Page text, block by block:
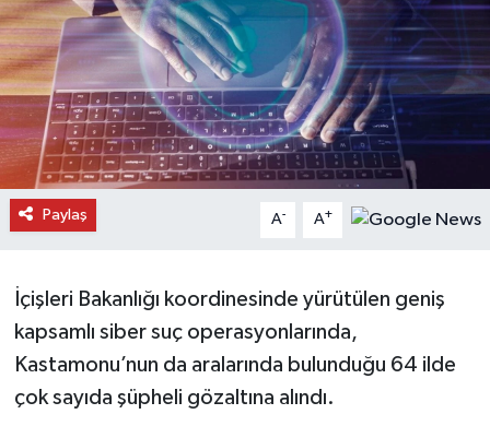
Paylaş A- A+
İçişleri Bakanlığı koordinesinde yürütülen geniş
kapsamlı siber suç operasyonlarında,
Kastamonu’nun da aralarında bulunduğu 64 ilde
çok sayıda şüpheli gözaltına alındı.
Doğanyurt Haberleri
Hanönü Haberleri
İhsangazi Haberleri
İnebolu Haberleri
Merkez Haberleri